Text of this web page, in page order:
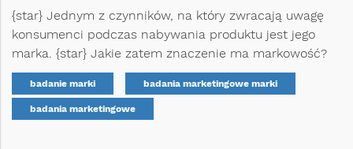
{star} Jednym z czynników, na który zwracają uwagę
konsumenci podczas nabywania produktu jest jego
marka. {star} Jakie zatem znaczenie ma markowość?
badanie marki badania marketingowe marki
badania marketingowe